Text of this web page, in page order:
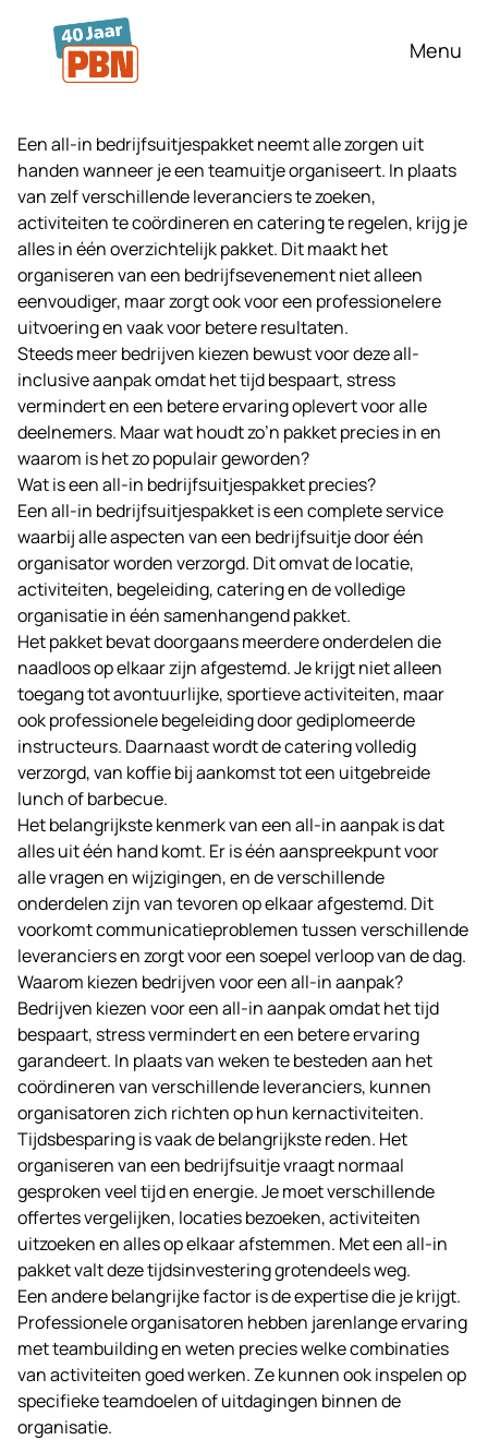
Ga naar hoofdinhoud
Menu
Een all-in bedrijfsuitjespakket neemt alle zorgen uit
handen wanneer je een teamuitje organiseert. In plaats
van zelf verschillende leveranciers te zoeken,
activiteiten te coördineren en catering te regelen, krijg je
alles in één overzichtelijk pakket. Dit maakt het
organiseren van een bedrijfsevenement niet alleen
eenvoudiger, maar zorgt ook voor een professionelere
uitvoering en vaak voor betere resultaten.
Steeds meer bedrijven kiezen bewust voor deze all-
inclusive aanpak omdat het tijd bespaart, stress
vermindert en een betere ervaring oplevert voor alle
deelnemers. Maar wat houdt zo’n pakket precies in en
waarom is het zo populair geworden?
Wat is een all-in bedrijfsuitjespakket precies?
Een all-in bedrijfsuitjespakket is een complete service
waarbij alle aspecten van een bedrijfsuitjedoor één
organisator worden verzorgd. Dit omvat de locatie,
activiteiten, begeleiding, catering en de volledige
organisatie in één samenhangend pakket.
Het pakket bevat doorgaans meerdere onderdelen die
naadloos op elkaar zijn afgestemd. Je krijgt niet alleen
toegang tot avontuurlijke, sportieve activiteiten, maar
ook professionele begeleiding door gediplomeerde
instructeurs. Daarnaast wordt de catering volledig
verzorgd, van koffie bij aankomst tot een uitgebreide
lunch of barbecue.
Het belangrijkste kenmerk van een all-in aanpak is dat
alles uit één hand komt. Er is één aanspreekpunt voor
alle vragen en wijzigingen, en de verschillende
onderdelen zijn van tevoren op elkaar afgestemd. Dit
voorkomt communicatieproblemen tussen verschillende
leveranciers en zorgt voor een soepel verloop van de dag.
Waarom kiezen bedrijven voor een all-in aanpak?
Bedrijven kiezen voor een all-in aanpak omdat het tijd
bespaart, stress vermindert en een betere ervaring
garandeert. In plaats van weken te besteden aan het
coördineren van verschillende leveranciers, kunnen
organisatoren zich richten op hun kernactiviteiten.
Tijdsbesparing is vaak de belangrijkste reden. Het
organiseren van een bedrijfsuitje vraagt normaal
gesproken veel tijd en energie. Je moet verschillende
offertes vergelijken, locaties bezoeken, activiteiten
uitzoeken en alles op elkaar afstemmen. Met een all-in
pakket valt deze tijdsinvestering grotendeels weg.
Een andere belangrijke factor is de expertise die je krijgt.
Professionele organisatoren hebben jarenlange ervaring
met teambuilding en weten precies welke combinaties
van activiteiten goed werken. Ze kunnen ook inspelen op
specifieke teamdoelen of uitdagingen binnen de
organisatie.